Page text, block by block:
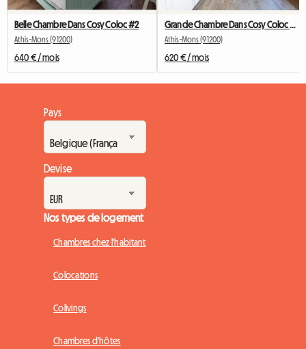
Belle Chambre Dans Cosy Coloc #2
Athis-Mons (91200)
640 € / mois
Athis-Mons (91200)
620 € / mois
Pays
Devise
Nos types de logement
Chambres chez l'habitant
Colocations
Colivings
Chambres d'hôtes